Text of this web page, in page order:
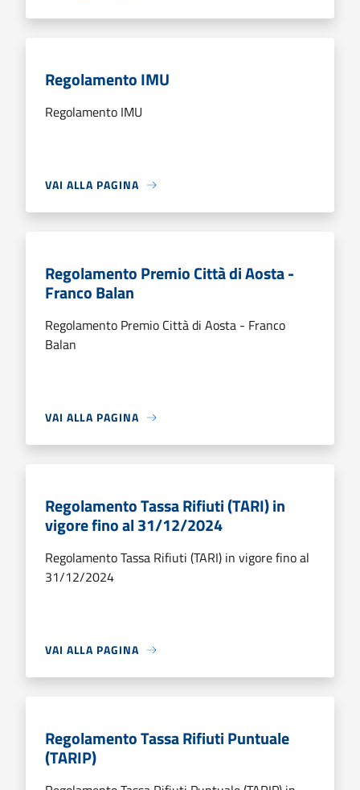
Regolamento IMU
Regolamento IMU
VAI ALLA PAGINA
Regolamento Premio Città di Aosta -
Franco Balan
Regolamento Premio Città di Aosta - Franco
Balan
VAI ALLA PAGINA
Regolamento Tassa Rifiuti (TARI) in
vigore fino al 31/12/2024
Regolamento Tassa Rifiuti (TARI) in vigore fino al
31/12/2024
VAI ALLA PAGINA
Regolamento Tassa Rifiuti Puntuale
(TARIP)